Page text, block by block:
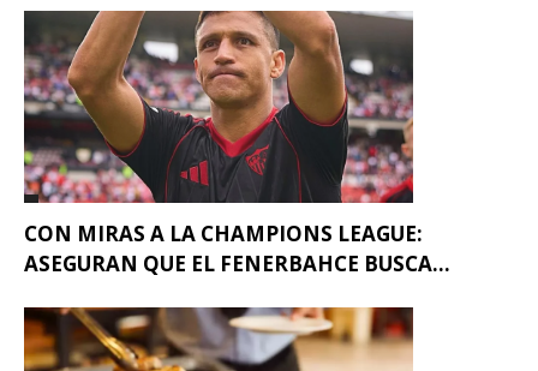
CON MIRAS A LA CHAMPIONS LEAGUE:
ASEGURAN QUE EL FENERBAHCE BUSCA...